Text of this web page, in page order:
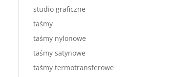
studio graficzne
taśmy
taśmy nylonowe
taśmy satynowe
taśmy termotransferowe